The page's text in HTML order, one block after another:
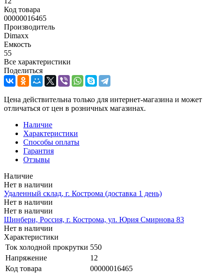
Код товара
00000016465
Производитель
Dimaxx
Емкость
55
Все характеристики
Поделиться
Цена действительна только для интернет-магазина и может
отличаться от цен в розничных магазинах.
Наличие
Характеристики
Способы оплаты
Гарантия
Отзывы
Наличие
Нет в наличии
Удаленный склад, г. Кострома (доставка 1 день)
Нет в наличии
Нет в наличии
Шинбери, Россия, г. Кострома, ул. Юрия Смирнова 83
Нет в наличии
Характеристики
Ток холодной прокрутки 550
Напряжение
12
Код товара
00000016465